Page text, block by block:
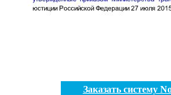
Заказать систему